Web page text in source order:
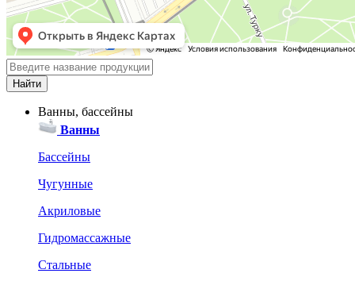
Ванны, бассейны
Ванны
Бассейны
Чугунные
Акриловые
Гидромассажные
Стальные